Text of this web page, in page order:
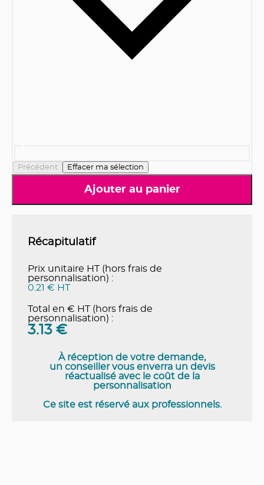
Précédent Effacer ma sélection
Ajouter au panier
Récapitulatif
Prix unitaire HT (hors frais de
personnalisation) :
0.21 € HT
Total en € HT (hors frais de
personnalisation) :
3.13 €
À réception de votre demande,
un conseiller vous enverra un devis
réactualisé avec le coût de la
personnalisation
Ce site est réservé aux professionnels.